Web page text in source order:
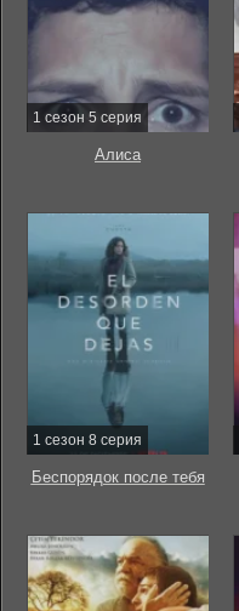
1 сезон 5 серия
Алиса
1 сезон 8 серия
Беспорядок после тебя